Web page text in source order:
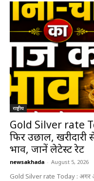
राष्ट्रीय
Gold Silver rate
फिर उछाल,
भाव, जानें लेटेस्ट रेट
newsakhada - August 5, 2026
Gold Silver rate Today : अगर